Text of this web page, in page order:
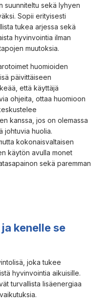
suunniteltu sekä lyhyen
Sopii erityisesti
tukea arjessa sekä
hyvinvointia ilman
muutoksia.
huomioiden
päivittäiseen
että käyttäjä
ohjeita, ottaa huomioon
kanssa, jos on olemassa
johtuvia huolia.
kokonaisvaltaisen
käytön avulla monet
sekä paremman
kenelle se
joka tukee
hyvinvointia aikuisille.
turvallista lisäenergiaa